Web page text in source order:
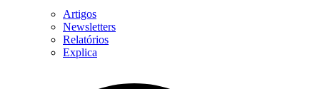
Artigos
Newsletters
Relatórios
Explica